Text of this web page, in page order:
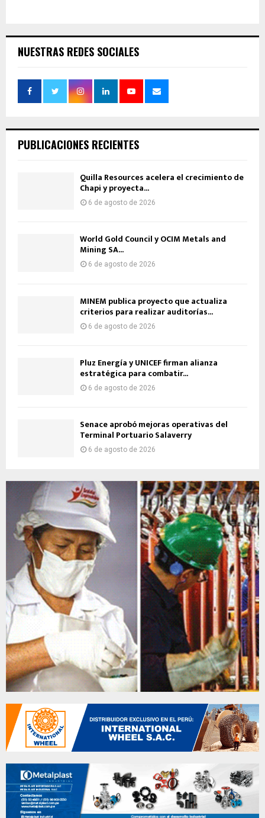
NUESTRAS REDES SOCIALES
PUBLICACIONES RECIENTES
Quilla Resources acelera el crecimiento de
Chapi y proyecta...
6 de agosto de 2026
World Gold Council y OCIM Metals and
Mining SA...
6 de agosto de 2026
MINEM publica proyecto que actualiza
criterios para realizar auditorías...
6 de agosto de 2026
Pluz Energía y UNICEF firman alianza
estratégica para combatir...
6 de agosto de 2026
Senace aprobó mejoras operativas del
Terminal Portuario Salaverry
6 de agosto de 2026